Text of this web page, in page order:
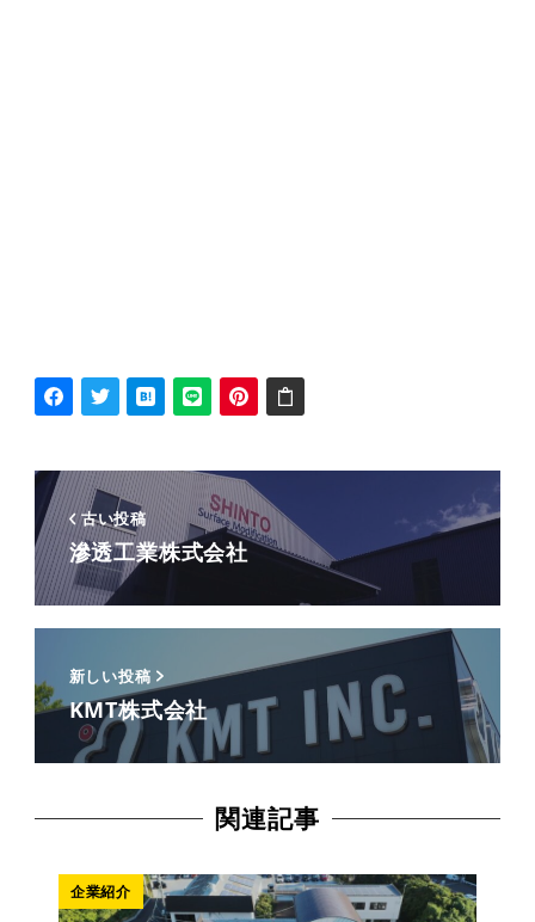
古い投稿
滲透工業株式会社
新しい投稿
KMT株式会社
関連記事
企業紹介